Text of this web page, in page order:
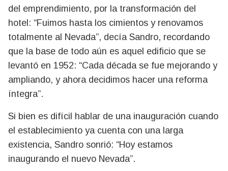
del emprendimiento, por la transformación del
hotel: “Fuimos hasta los cimientos y renovamos
totalmente al Nevada”, decía Sandro, recordando
que la base de todo aún es aquel edificio que se
levantó en 1952: “Cada década se fue mejorando y
ampliando, y ahora decidimos hacer una reforma
íntegra”.
Si bien es difícil hablar de una inauguración cuando
el establecimiento ya cuenta con una larga
existencia, Sandro sonrió: “Hoy estamos
inaugurando el nuevo Nevada”.